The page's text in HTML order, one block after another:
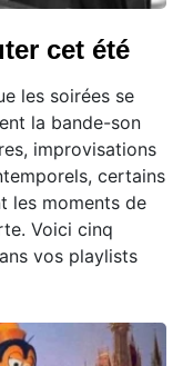
cet été
les soirées se
la bande-son
improvisations
certains
les moments de
Voici cinq
vos playlists